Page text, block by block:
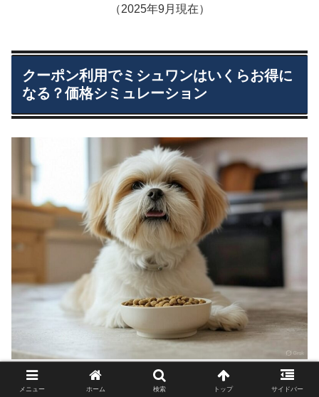
（2025年9月現在）
クーポン利用でミシュワンはいくらお得に
なる？価格シミュレーション
初回クーポンと、定期コースの割引を利用すると、実際に
メニュー ホーム 検索 トップ サイドバー